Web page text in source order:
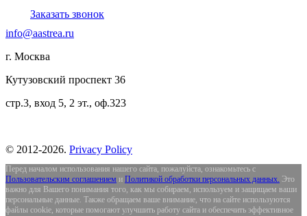
Заказать звонок
info@aastrea.ru
г. Москва
Кутузовский проспект 36
стр.3, вход 5, 2 эт., оф.323
© 2012-2026. Privacy Policy
Перед началом использования нашего сайта, пожалуйста, ознакомьтесь с
Пользовательским соглашением и Политикой обработки персональных данных. Это
важно для Вашего понимания того, как мы собираем, используем и защищаем ваши
персональные данные. Также обращаем ваше внимание, что на сайте используются
файлы cookie, которые помогают улучшить работу сайта и обеспечить эффективное